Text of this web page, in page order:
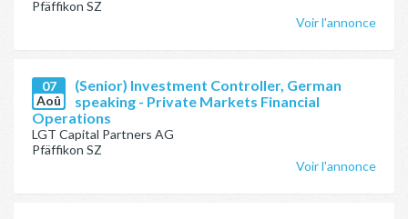
Pfäffikon SZ
Voir l'annonce
07
Aoû
(Senior) Investment Controller, German
speaking - Private Markets Financial
Operations
LGT Capital Partners AG
Pfäffikon SZ
Voir l'annonce